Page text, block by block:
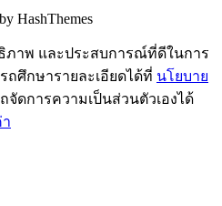
by HashThemes
ภาพ และประสบการณ์ที่ดีในการ
ศึกษารายละเอียดได้ที่ นโยบาย
จัดการความเป็นส่วนตัวเองได้